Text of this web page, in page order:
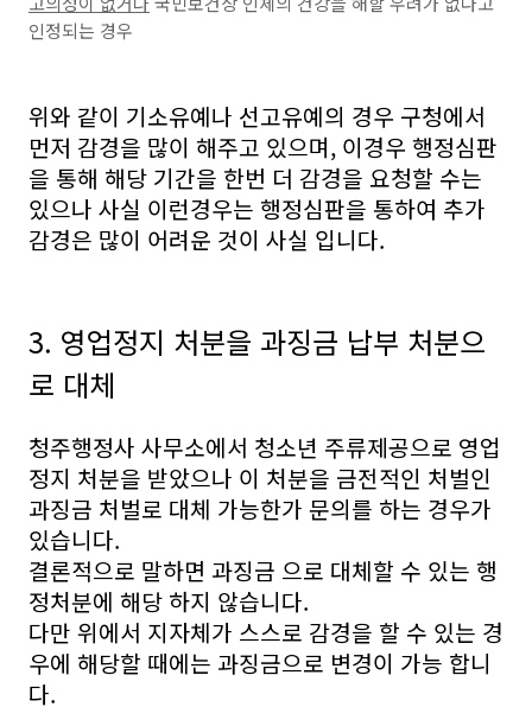
인정되는 경우
위와 같이 기소유예나 선고유예의 경우 구청에서
먼저 감경을 많이 해주고 있으며, 이경우 행정심판
을 통해 해당 기간을 한번 더 감경을 요청할 수는
있으나 사실 이런경우는 행정심판을 통하여 추가
감경은 많이 어려운 것이 사실 입니다.
3. 영업정지 처분을 과징금 납부 처분으
로 대체
청주행정사 사무소에서 청소년 주류제공으로 영업
정지 처분을 받았으나 이 처분을 금전적인 처벌인
과징금 처벌로 대체 가능한가 문의를 하는 경우가
있습니다.
결론적으로 말하면 과징금 으로 대체할 수 있는 행
정처분에 해당 하지 않습니다.
다만 위에서 지자체가 스스로 감경을 할 수 있는 경
우에 해당할 때에는 과징금으로 변경이 가능 합니
다.